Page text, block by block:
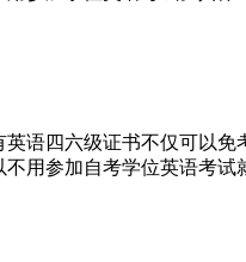
英语四六级证书不仅可以免
不用参加自考学位英语考试